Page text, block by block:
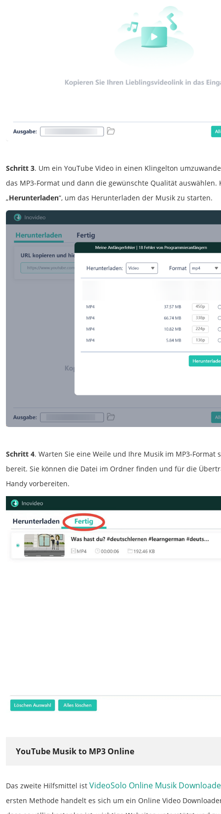
Schritt 3. Um ein YouTube Video in einen Klingelton
das MP3-Format und dann die gewünschte Qualität auswählen.
„Herunterladen“, um das Herunterladen der Musik zu starten.
Schritt 4. Warten Sie eine Weile und Ihre Musik im MP3-Format
bereit. Sie können die Datei im Ordner finden und für die
Handy vorbereiten.
YouTube Musik to MP3 Online
Das zweite Hilfsmittel ist VideoSolo Online Musik
ersten Methode handelt es sich um ein Online Video